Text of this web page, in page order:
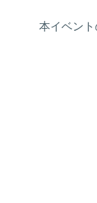
本イベント